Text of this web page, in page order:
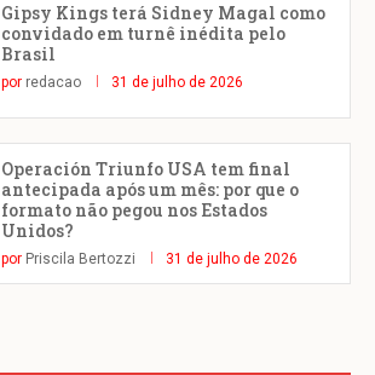
Gipsy Kings terá Sidney Magal como
convidado em turnê inédita pelo
Brasil
por redacao 31 de julho de 2026
Operación Triunfo USA tem final
antecipada após um mês: por que o
formato não pegou nos Estados
Unidos?
por Priscila Bertozzi 31 de julho de 2026